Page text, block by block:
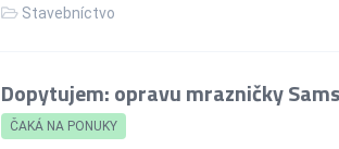
Stavebníctvo
Dopytujem: opravu mrazničky
ČAKÁ NA PONUKY